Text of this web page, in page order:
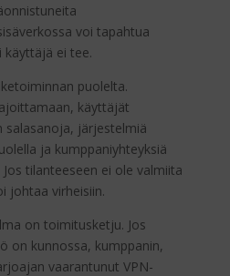
voi tapahtua
käyttäjä ei tee.
puolelta.
käyttäjät
salasanoja, järjestelmiä
ja kumppaniyhteyksiä
tilanteeseen ei ole valmiita
johtaa virheisiin.
on toimitusketju. Jos
on kunnossa, kumppanin,
vaarantunut VPN-